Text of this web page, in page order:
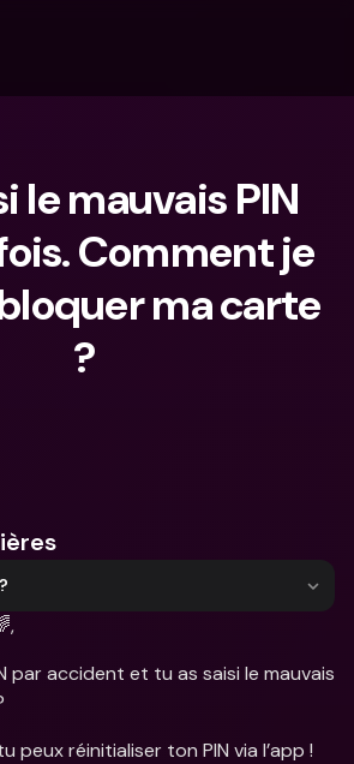
le mauvais PIN
Comment je
ma carte
?
par accident et tu as saisi le mauvais
peux réinitialiser ton PIN via l’app !